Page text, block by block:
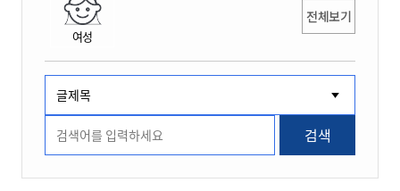
여성
전체보기
검색